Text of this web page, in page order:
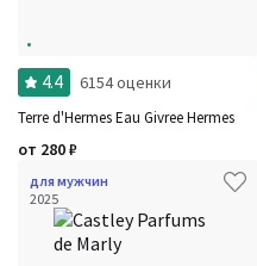
4.4 6154 оценки
Terre d'Hermes Eau Givree Hermes
от 280₽
для мужчин
2025